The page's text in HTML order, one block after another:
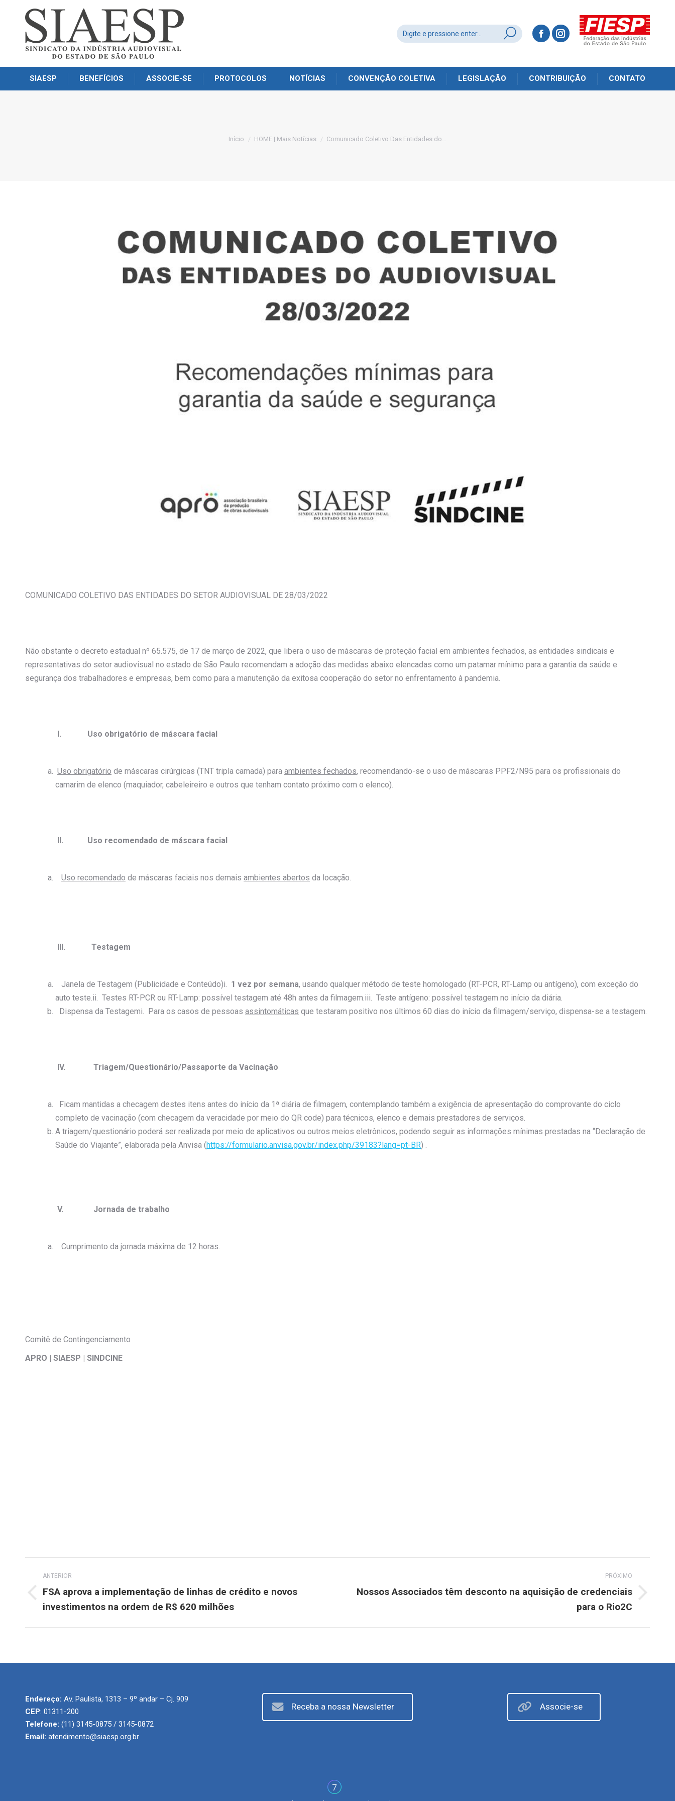
SIAESP BENEFÍCIOS ASSOCIE-SE PROTOCOLOS NOTÍCIAS CONVENÇÃO COLETIVA LEGISLAÇÃO CONTRIBUIÇÃO CONTATO
Você está aqui:
Início HOME | Mais Notícias Comunicado Coletivo Das Entidades do…
COMUNICADO COLETIVO DAS ENTIDADES DO SETOR AUDIOVISUAL DE 28/03/2022
Não obstante o decreto estadual nº 65.575, de 17 de março de 2022, que libera o uso de máscaras de proteção facial em ambientes fechados, as entidades sindicais e
representativas do setor audiovisual no estado de São Paulo recomendam a adoção das medidas abaixo elencadas como um patamar mínimo para a garantia da saúde e
segurança dos trabalhadores e empresas, bem como para a manutenção da exitosa cooperação do setor no enfrentamento à pandemia.
I. Uso obrigatório de máscara facial
Uso obrigatório de máscaras cirúrgicas (TNT tripla camada) para ambientes fechados, recomendando-se o uso de máscaras PPF2/N95 para os profissionais do
camarim de elenco (maquiador, cabeleireiro e outros que tenham contato próximo com o elenco).
II. Uso recomendado de máscara facial
Uso recomendado de máscaras faciais nos demais ambientes abertos da locação.
III. Testagem
Janela de Testagem (Publicidade e Conteúdo)i. 1 vez por semana, usando qualquer método de teste homologado (RT-PCR, RT-Lamp ou antígeno), com exceção do
auto teste.ii. Testes RT-PCR ou RT-Lamp: possível testagem até 48h antes da filmagem.iii. Teste antígeno: possível testagem no início da diária.
Dispensa da Testagemi. Para os casos de pessoas assintomáticas que testaram positivo nos últimos 60 dias do início da filmagem/serviço, dispensa-se a testagem.
IV. Triagem/Questionário/Passaporte da Vacinação
Ficam mantidas a checagem destes itens antes do início da 1ª diária de filmagem, contemplando também a exigência de apresentação do comprovante do ciclo
completo de vacinação (com checagem da veracidade por meio do QR code) para técnicos, elenco e demais prestadores de serviços.
A triagem/questionário poderá ser realizada por meio de aplicativos ou outros meios eletrônicos, podendo seguir as informações mínimas prestadas na “Declaração de
Saúde do Viajante”, elaborada pela Anvisa (https://formulario.anvisa.gov.br/index.php/39183?lang=pt-BR) .
V. Jornada de trabalho
Cumprimento da jornada máxima de 12 horas.
Comitê de Contingenciamento
APRO | SIAESP | SINDCINE
de
post:
ANTERIOR
anterior:
FSA aprova a implementação de linhas de crédito e novos
investimentos na ordem de R$ 620 milhões
PRÓXIMO
Nossos Associados têm desconto na aquisição de credenciais
para o Rio2C
Endereço: Av. Paulista, 1313 – 9º andar – Cj. 909
CEP: 01311-200
Telefone: (11) 3145-0875 / 3145-0872
Email: atendimento@siaesp.org.br
Receba a nossa Newsletter Associe-se